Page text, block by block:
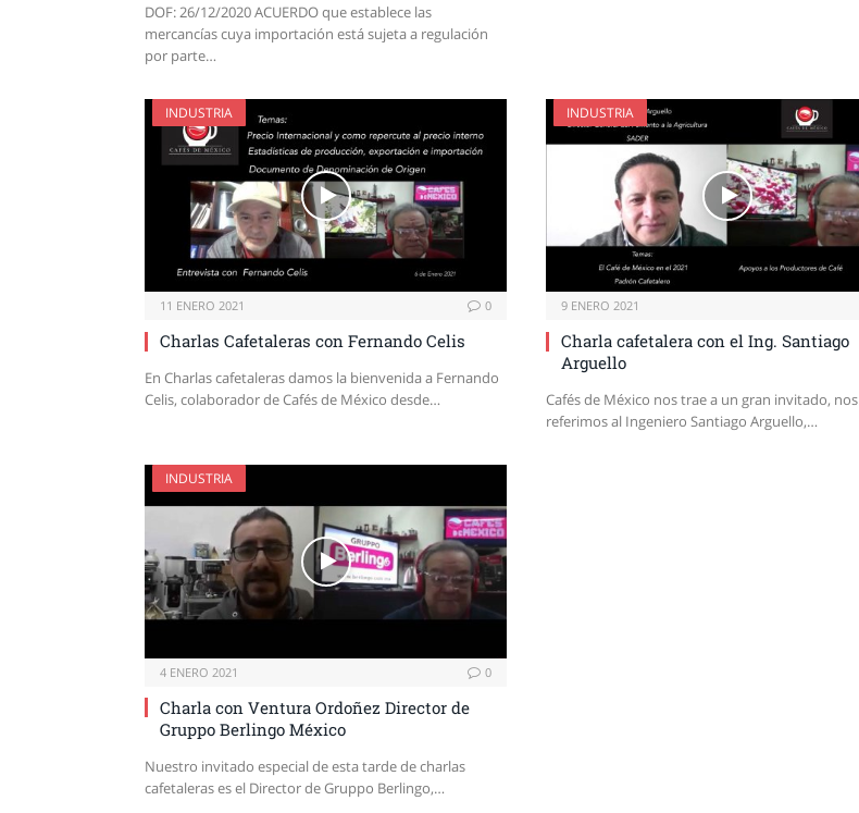
DOF: 26/12/2020 ACUERDO que establece las
mercancías cuya importación está sujeta a regulación
por parte…
INDUSTRIA
11 ENERO 2021 0
Charlas Cafetaleras con Fernando Celis
En Charlas cafetaleras damos la bienvenida a Fernando
Celis, colaborador de Cafés de México desde…
INDUSTRIA
9 ENERO 2021
Charla cafetalera con el Ing. Santiago
Arguello
Cafés de México nos trae a un gran invitado, nos
referimos al Ingeniero Santiago Arguello,…
INDUSTRIA
4 ENERO 2021 0
Charla con Ventura Ordoñez Director de
Gruppo Berlingo México
Nuestro invitado especial de esta tarde de charlas
cafetaleras es el Director de Gruppo Berlingo,…